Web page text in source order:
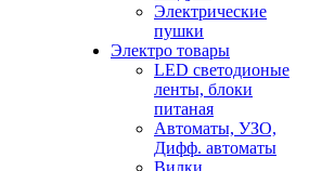
Электрические
пушки
Электро товары
LED светодионые
ленты, блоки
питаная
Автоматы, УЗО,
Дифф. автоматы
Вилки